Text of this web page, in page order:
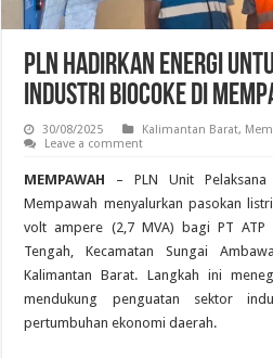
PLN Hadirkan Energi
Industri Biocoke di
30/08/2025 Kalimantan Barat,
Leave a comment
MEMPAWAH – PLN Unit Pelaksana
Mempawah menyalurkan pasokan
volt ampere (2,7 MVA) bagi PT
Tengah, Kecamatan Sungai
Kalimantan Barat. Langkah ini
mendukung penguatan sektor
pertumbuhan ekonomi daerah.